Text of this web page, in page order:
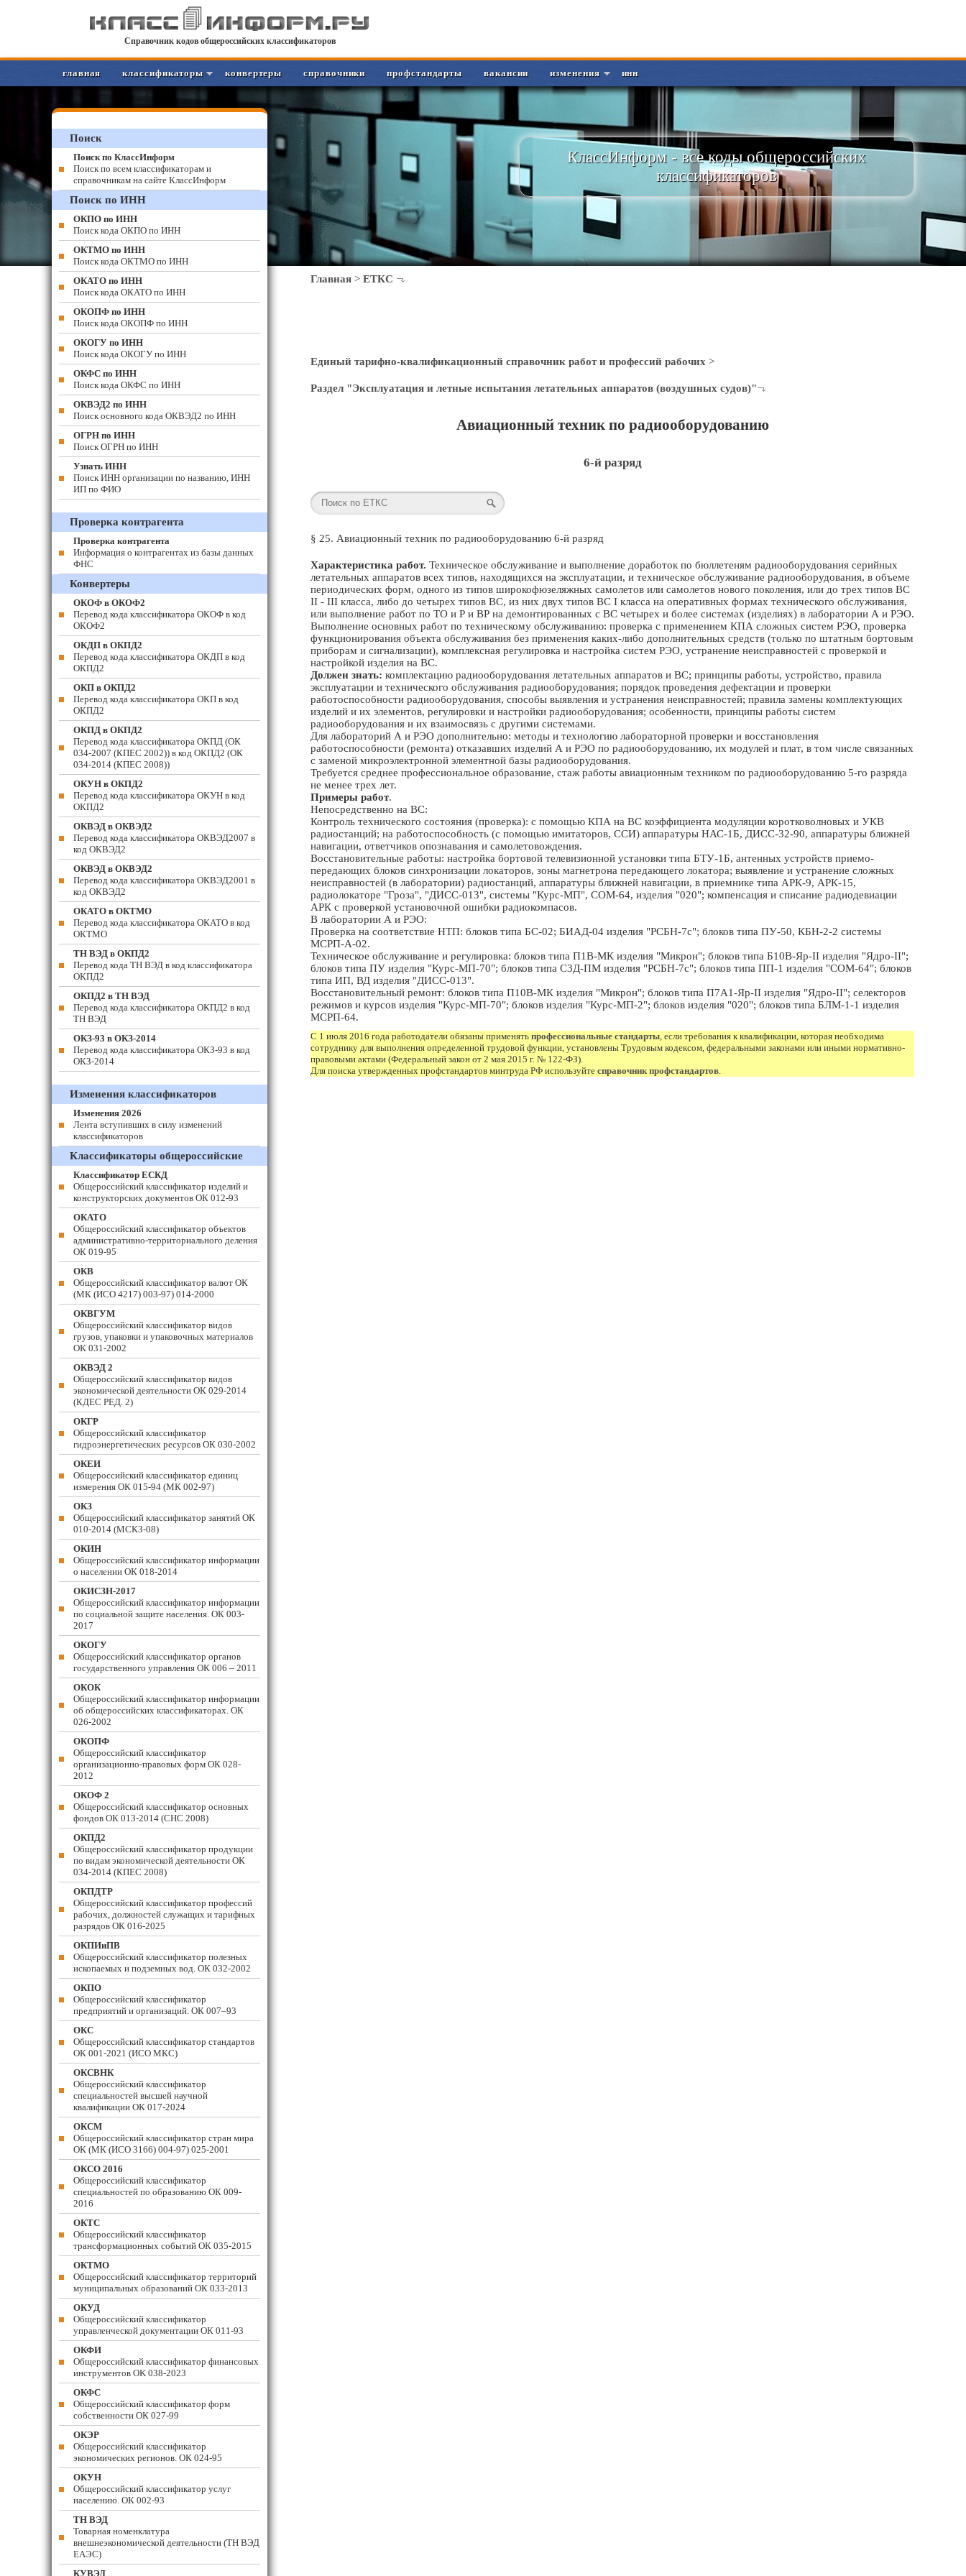
Справочник кодов общероссийских классификаторов
главная классификаторы конвертеры справочники профстандарты вакансии изменения инн
КлассИнформ - все коды общероссийских
классификаторов
Главная > ЕТКС
Единый тарифно-квалификационный справочник работ и профессий рабочих >
Раздел "Эксплуатация и летные испытания летательных аппаратов (воздушных судов)"
Авиационный техник по радиооборудованию
6-й разряд
§ 25. Авиационный техник по радиооборудованию 6-й разряд
Характеристика работ. Техническое обслуживание и выполнение доработок по бюллетеням радиооборудования серийных
летательных аппаратов всех типов, находящихся на эксплуатации, и техническое обслуживание радиооборудования, в объеме
периодических форм, одного из типов широкофюзеляжных самолетов или самолетов нового поколения, или до трех типов ВС
II - III класса, либо до четырех типов ВС, из них двух типов ВС I класса на оперативных формах технического обслуживания,
или выполнение работ по ТО и Р и ВР на демонтированных с ВС четырех и более системах (изделиях) в лаборатории А и РЭО.
Выполнение основных работ по техническому обслуживанию: проверка с применением КПА сложных систем РЭО, проверка
функционирования объекта обслуживания без применения каких-либо дополнительных средств (только по штатным бортовым
приборам и сигнализации), комплексная регулировка и настройка систем РЭО, устранение неисправностей с проверкой и
настройкой изделия на ВС.
Должен знать: комплектацию радиооборудования летательных аппаратов и ВС; принципы работы, устройство, правила
эксплуатации и технического обслуживания радиооборудования; порядок проведения дефектации и проверки
работоспособности радиооборудования, способы выявления и устранения неисправностей; правила замены комплектующих
изделий и их элементов, регулировки и настройки радиооборудования; особенности, принципы работы систем
радиооборудования и их взаимосвязь с другими системами.
Для лабораторий А и РЭО дополнительно: методы и технологию лабораторной проверки и восстановления
работоспособности (ремонта) отказавших изделий А и РЭО по радиооборудованию, их модулей и плат, в том числе связанных
с заменой микроэлектронной элементной базы радиооборудования.
Требуется среднее профессиональное образование, стаж работы авиационным техником по радиооборудованию 5-го разряда
не менее трех лет.
Примеры работ.
Непосредственно на ВС:
Контроль технического состояния (проверка): с помощью КПА на ВС коэффициента модуляции коротковолновых и УКВ
радиостанций; на работоспособность (с помощью имитаторов, ССИ) аппаратуры НАС-1Б, ДИСС-32-90, аппаратуры ближней
навигации, ответчиков опознавания и самолетовождения.
Восстановительные работы: настройка бортовой телевизионной установки типа БТУ-1Б, антенных устройств приемо-
передающих блоков синхронизации локаторов, зоны магнетрона передающего локатора; выявление и устранение сложных
неисправностей (в лаборатории) радиостанций, аппаратуры ближней навигации, в приемнике типа АРК-9, АРК-15,
радиолокаторе "Гроза", "ДИСС-013", системы "Курс-МП", СОМ-64, изделия "020"; компенсация и списание радиодевиации
АРК с проверкой установочной ошибки радиокомпасов.
В лаборатории А и РЭО:
Проверка на соответствие НТП: блоков типа БС-02; БИАД-04 изделия "РСБН-7с"; блоков типа ПУ-50, КБН-2-2 системы
МСРП-А-02.
Техническое обслуживание и регулировка: блоков типа П1В-МК изделия "Микрон"; блоков типа Б10В-Яр-II изделия "Ядро-II";
блоков типа ПУ изделия "Курс-МП-70"; блоков типа С3Д-ПМ изделия "РСБН-7с"; блоков типа ПП-1 изделия "СОМ-64"; блоков
типа ИП, ВД изделия "ДИСС-013".
Восстановительный ремонт: блоков типа П10В-МК изделия "Микрон"; блоков типа П7А1-Яр-II изделия "Ядро-II"; селекторов
режимов и курсов изделия "Курс-МП-70"; блоков изделия "Курс-МП-2"; блоков изделия "020"; блоков типа БЛМ-1-1 изделия
МСРП-64.
С 1 июля 2016 года работодатели обязаны применять профессиональные стандарты, если требования к квалификации, которая необходима
сотруднику для выполнения определенной трудовой функции, установлены Трудовым кодексом, федеральными законами или иными нормативно-
правовыми актами (Федеральный закон от 2 мая 2015 г. № 122-ФЗ).
Для поиска утвержденных профстандартов минтруда РФ используйте справочник профстандартов.
Поиск
Поиск по КлассИнформ
Поиск по всем классификаторам и
справочникам на сайте КлассИнформ
Поиск по ИНН
ОКПО по ИНН
Поиск кода ОКПО по ИНН
ОКТМО по ИНН
Поиск кода ОКТМО по ИНН
ОКАТО по ИНН
Поиск кода ОКАТО по ИНН
ОКОПФ по ИНН
Поиск кода ОКОПФ по ИНН
ОКОГУ по ИНН
Поиск кода ОКОГУ по ИНН
ОКФС по ИНН
Поиск кода ОКФС по ИНН
ОКВЭД2 по ИНН
Поиск основного кода ОКВЭД2 по ИНН
ОГРН по ИНН
Поиск ОГРН по ИНН
Узнать ИНН
Поиск ИНН организации по названию, ИНН
ИП по ФИО
Проверка контрагента
Проверка контрагента
Информация о контрагентах из базы данных
ФНС
Конвертеры
ОКОФ в ОКОФ2
Перевод кода классификатора ОКОФ в код
ОКОФ2
ОКДП в ОКПД2
Перевод кода классификатора ОКДП в код
ОКПД2
ОКП в ОКПД2
Перевод кода классификатора ОКП в код
ОКПД2
ОКПД в ОКПД2
Перевод кода классификатора ОКПД (ОК
034-2007 (КПЕС 2002)) в код ОКПД2 (ОК
034-2014 (КПЕС 2008))
ОКУН в ОКПД2
Перевод кода классификатора ОКУН в код
ОКПД2
ОКВЭД в ОКВЭД2
Перевод кода классификатора ОКВЭД2007 в
код ОКВЭД2
ОКВЭД в ОКВЭД2
Перевод кода классификатора ОКВЭД2001 в
код ОКВЭД2
ОКАТО в ОКТМО
Перевод кода классификатора ОКАТО в код
ОКТМО
ТН ВЭД в ОКПД2
Перевод кода ТН ВЭД в код классификатора
ОКПД2
ОКПД2 в ТН ВЭД
Перевод кода классификатора ОКПД2 в код
ТН ВЭД
ОКЗ-93 в ОКЗ-2014
Перевод кода классификатора ОКЗ-93 в код
ОКЗ-2014
Изменения классификаторов
Изменения 2026
Лента вступивших в силу изменений
классификаторов
Классификаторы общероссийские
Классификатор ЕСКД
Общероссийский классификатор изделий и
конструкторских документов ОК 012-93
ОКАТО
Общероссийский классификатор объектов
административно-территориального деления
ОК 019-95
ОКВ
Общероссийский классификатор валют ОК
(МК (ИСО 4217) 003-97) 014-2000
ОКВГУМ
Общероссийский классификатор видов
грузов, упаковки и упаковочных материалов
ОК 031-2002
ОКВЭД 2
Общероссийский классификатор видов
экономической деятельности ОК 029-2014
(КДЕС РЕД. 2)
ОКГР
Общероссийский классификатор
гидроэнергетических ресурсов ОК 030-2002
ОКЕИ
Общероссийский классификатор единиц
измерения ОК 015-94 (МК 002-97)
ОКЗ
Общероссийский классификатор занятий ОК
010-2014 (МСКЗ-08)
ОКИН
Общероссийский классификатор информации
о населении ОК 018-2014
ОКИСЗН-2017
Общероссийский классификатор информации
по социальной защите населения. ОК 003-
2017
ОКОГУ
Общероссийский классификатор органов
государственного управления ОК 006 – 2011
ОКОК
Общероссийский классификатор информации
об общероссийских классификаторах. ОК
026-2002
ОКОПФ
Общероссийский классификатор
организационно-правовых форм ОК 028-
2012
ОКОФ 2
Общероссийский классификатор основных
фондов ОК 013-2014 (СНС 2008)
ОКПД2
Общероссийский классификатор продукции
по видам экономической деятельности ОК
034-2014 (КПЕС 2008)
ОКПДТР
Общероссийский классификатор профессий
рабочих, должностей служащих и тарифных
разрядов ОК 016-2025
ОКПИиПВ
Общероссийский классификатор полезных
ископаемых и подземных вод. ОК 032-2002
ОКПО
Общероссийский классификатор
предприятий и организаций. ОК 007–93
ОКС
Общероссийский классификатор стандартов
ОК 001-2021 (ИСО МКС)
ОКСВНК
Общероссийский классификатор
специальностей высшей научной
квалификации ОК 017-2024
ОКСМ
Общероссийский классификатор стран мира
ОК (МК (ИСО 3166) 004-97) 025-2001
ОКСО 2016
Общероссийский классификатор
специальностей по образованию ОК 009-
2016
ОКТС
Общероссийский классификатор
трансформационных событий ОК 035-2015
ОКТМО
Общероссийский классификатор территорий
муниципальных образований ОК 033-2013
ОКУД
Общероссийский классификатор
управленческой документации ОК 011-93
ОКФИ
Общероссийский классификатор финансовых
инструментов OK 038-2023
ОКФС
Общероссийский классификатор форм
собственности ОК 027-99
ОКЭР
Общероссийский классификатор
экономических регионов. ОК 024-95
ОКУН
Общероссийский классификатор услуг
населению. ОК 002-93
ТН ВЭД
Товарная номенклатура
внешнеэкономической деятельности (ТН ВЭД
ЕАЭС)
КУВЭД